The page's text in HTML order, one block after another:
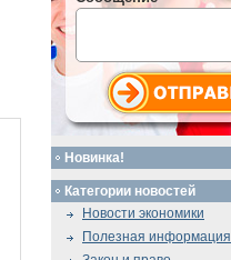
Новинка!
Категории новостей
Новости экономики
Полезная информация